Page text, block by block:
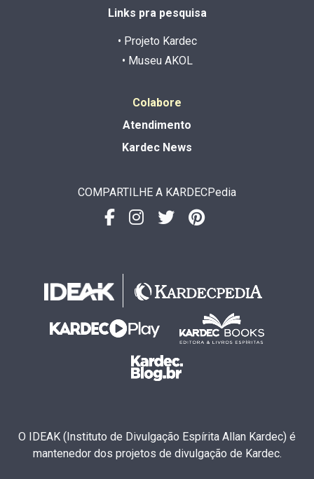
Links pra pesquisa
• Projeto Kardec
• Museu AKOL
Colabore
Atendimento
Kardec News
COMPARTILHE A KARDECPedia
O IDEAK (Instituto de Divulgação Espírita Allan Kardec) é
mantenedor dos projetos de divulgação de Kardec.